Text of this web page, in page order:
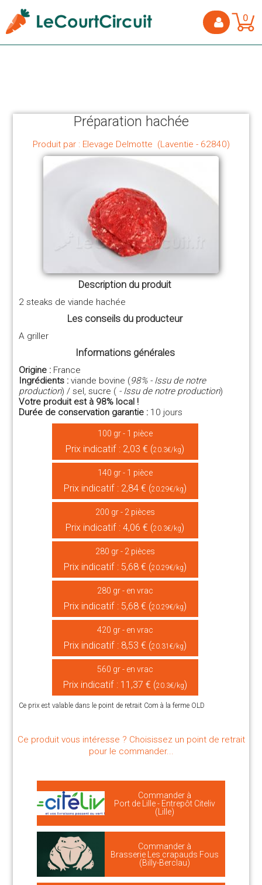
0
Préparation hachée
Produit par : Elevage Delmotte (Laventie - 62840)
Description du produit
2 steaks de viande hachée
Les conseils du producteur
A griller
Informations générales
Origine : France
Ingrédients : viande bovine (98% - Issu de notre
production) / sel, sucre ( - Issu de notre production)
Votre produit est à 98% local !
Durée de conservation garantie : 10 jours
100 gr - 1 pièce
Prix indicatif : 2,03 € (20.3€/kg)
140 gr - 1 pièce
Prix indicatif : 2,84 € (20.29€/kg)
200 gr - 2 pièces
Prix indicatif : 4,06 € (20.3€/kg)
280 gr - 2 pièces
Prix indicatif : 5,68 € (20.29€/kg)
280 gr - en vrac
Prix indicatif : 5,68 € (20.29€/kg)
420 gr - en vrac
Prix indicatif : 8,53 € (20.31€/kg)
560 gr - en vrac
Prix indicatif : 11,37 € (20.3€/kg)
Ce prix est valable dans le point de retrait Com à la ferme OLD
Ce produit vous intéresse ? Choisissez un point de retrait
pour le commander...
Commander à
Port de Lille - Entrepôt Citeliv
(Lille)
Commander à
Brasserie Les crapauds Fous
(Billy-Berclau)